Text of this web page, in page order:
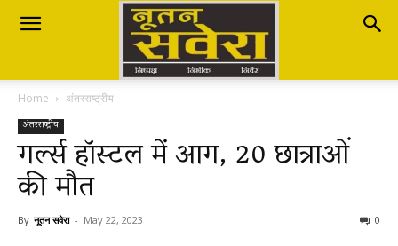
Nutan
Savera
नूतन
Home अंतरराष्ट्रीय
अंतरराष्ट्रीय
गर्ल्स हॉस्टल में आग, 20 छात्राओं
की मौत
By नूतन सवेरा - May 22, 2023 0